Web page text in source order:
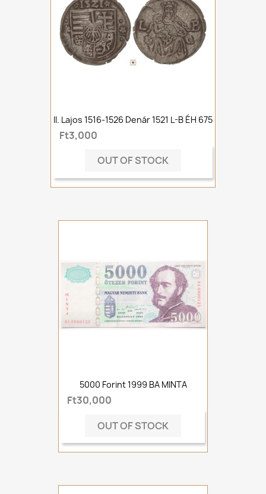
II. Lajos 1516-1526 Denár 1521 L-B ÉH 675
Ft3,000
OUT OF STOCK
5000 Forint 1999 BA MINTA
Ft30,000
OUT OF STOCK